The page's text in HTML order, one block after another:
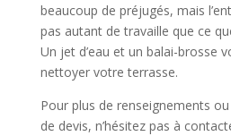
beaucoup de préjugés, mais
pas autant de travaille que ce
Un jet d’eau et un balai-brosse
nettoyer votre terrasse.
Pour plus de renseignements
de devis, n’hésitez pas à